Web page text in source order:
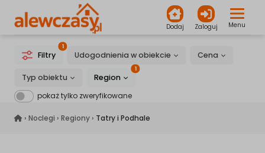
Dodaj Zaloguj Menu
Filtry
1
Udogodnienia w obiekcie Cena
Typ obiektu Region
1
pokaż tylko zweryfikowane
alewczasy.pl
› Noclegi › Regiony › Tatry i Podhale